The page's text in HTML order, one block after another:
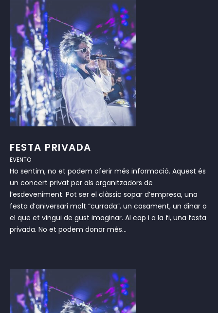
FESTA PRIVADA
EVENTO
Ho sentim, no et podem oferir més informació. Aquest és
un concert privat per als organitzadors de
l’esdeveniment. Pot ser el clàssic sopar d’empresa, una
festa d’aniversari molt “currada”, un casament, un dinar o
el que et vingui de gust imaginar. Al cap i a la fi, una festa
privada. No et podem donar més...